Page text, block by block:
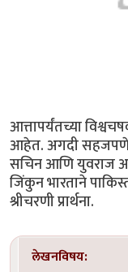
आत्तापर्यंतच्या
आहेत. अगदी सहजपणे
सचिन आणि युवराज
जिंकुन भारताने
श्रीचरणी प्रार्थना.
लेखनविषय: